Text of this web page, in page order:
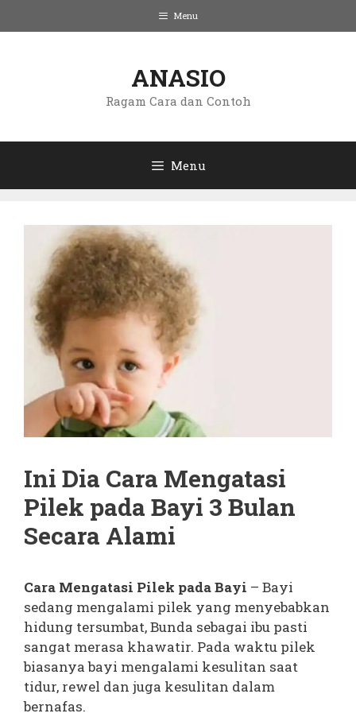
ke
Menu
ANASIO
Ragam Cara dan Contoh
Menu
Ini Dia Cara Mengatasi
Pilek pada Bayi 3 Bulan
Secara Alami
Cara Mengatasi Pilek pada Bayi – Bayi
sedang mengalami pilek yang menyebabkan
hidung tersumbat, Bunda sebagai ibu pasti
sangat merasa khawatir. Pada waktu pilek
biasanya bayi mengalami kesulitan saat
tidur, rewel dan juga kesulitan dalam
bernafas.